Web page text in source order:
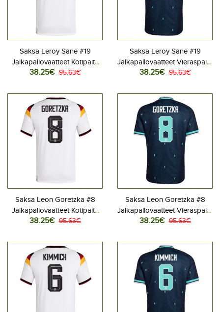
Saksa Leroy Sane #19
Jalkapallovaatteet Kotipaita
MM-kisat 2026 Lyhythihainen
38.25€ 95.63€
Saksa Leroy Sane #19
Jalkapallovaatteet Vieraspaita
MM-kisat 2026 Lyhythihainen
38.25€ 95.63€
Saksa Leon Goretzka #8
Jalkapallovaatteet Kotipaita
MM-kisat 2026 Lyhythihainen
38.25€ 95.63€
Saksa Leon Goretzka #8
Jalkapallovaatteet Vieraspaita
MM-kisat 2026 Lyhythihainen
38.25€ 95.63€